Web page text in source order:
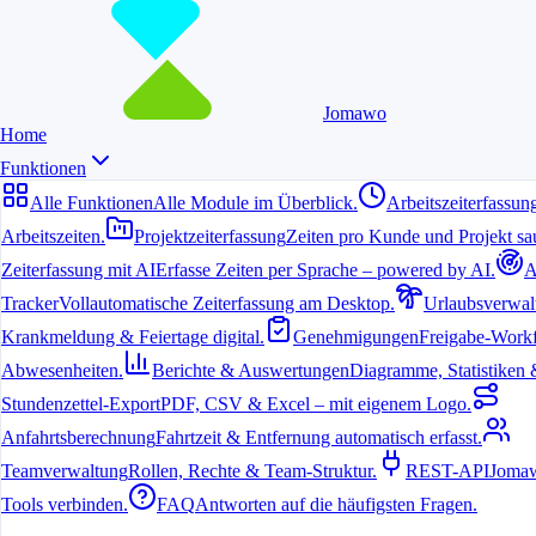
Jomawo
Home
Funktionen
Alle FunktionenAlle Module im Überblick.
Arbeitszeiten.
ProjektzeiterfassungZeiten pro Kunde und Projekt
Zeiterfassung mit AIErfasse Zeiten per Sprache – powered by AI.
TrackerVollautomatische Zeiterfassung am Desktop.
Krankmeldung & Feiertage digital.
GenehmigungenFreigabe-
Abwesenheiten.
Berichte & AuswertungenDiagramme, Statistiken
Stundenzettel-ExportPDF, CSV & Excel – mit eigenem Logo.
AnfahrtsberechnungFahrtzeit & Entfernung automatisch erfasst.
TeamverwaltungRollen, Rechte & Team-Struktur. REST-API
Tools verbinden.
FAQAntworten auf die häufigsten Fragen.